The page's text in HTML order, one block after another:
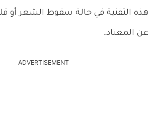
هذه التقنية في حالة سقوط الشعر أو
عن المعتاد.
ADVERTISEMENT